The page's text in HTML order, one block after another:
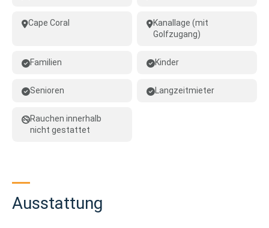
Cape Coral
Kanallage (mit
Golfzugang)
Familien Kinder
Senioren Langzeitmieter
Rauchen innerhalb
nicht gestattet
Ausstattung